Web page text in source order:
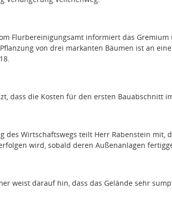
Flurbereinigungsamt informiert das
von drei markanten Bäumen ist an
dass die Kosten für den ersten Bauabschnitt
des Wirtschaftswegs teilt Herr Rabenstein
wird, sobald deren Außenanlagen
weist darauf hin, dass das Gelände sehr